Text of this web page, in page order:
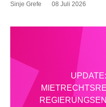
Sinje Grefe 08 Juli 2026
UPDATE: